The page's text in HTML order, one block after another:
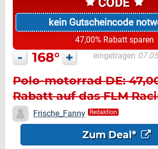
kein Gutscheincode
47,00% Rabatt sparen
- 168° + eingetragen
Polo-motorrad DE:
Rabatt auf das FLM
3×3mFrische_Fanny Redaktion
Zum Deal*